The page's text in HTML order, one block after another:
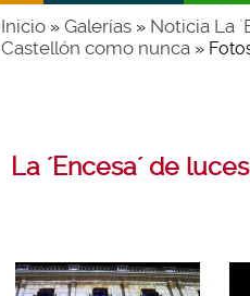
Inicio» Galerías» Noticia La
Castellón como nunca»
La ´Encesa´ de